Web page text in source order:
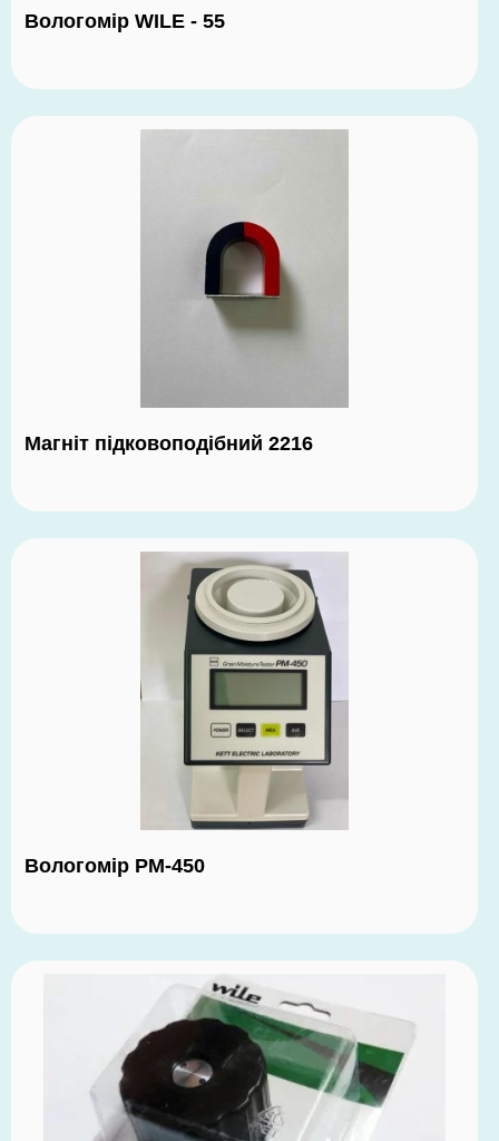
Вологомір WILE - 55
Магніт підковоподібний 2216
Вологомір РМ-450